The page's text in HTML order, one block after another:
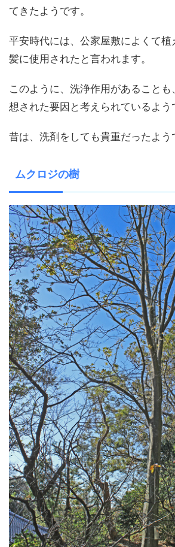
てきたようです。
平安時代には、公家屋敷によくて
髪に使用されたと言われます。
このように、洗浄作用があること
想された要因と考えられているよう
昔は、洗剤をしても貴重だったよう
ムクロジの樹